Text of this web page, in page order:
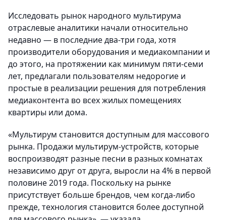
Исследовать рынок народного мультирума
отраслевые аналитики начали относительно
недавно — в последние два-три года, хотя
производители оборудования и медиакомпании и
до этого, на протяжении как минимум пяти-семи
лет, предлагали пользователям недорогие и
простые в реализации решения для потребления
медиаконтента во всех жилых помещениях
квартиры или дома.
«Мультирум становится доступным для массового
рынка. Продажи мультирум-устройств, которые
воспроизводят разные песни в разных комнатах
независимо друг от друга, выросли на 4% в первой
половине 2019 года. Поскольку на рынке
присутствует больше брендов, чем когда-либо
прежде, технология становится более доступной